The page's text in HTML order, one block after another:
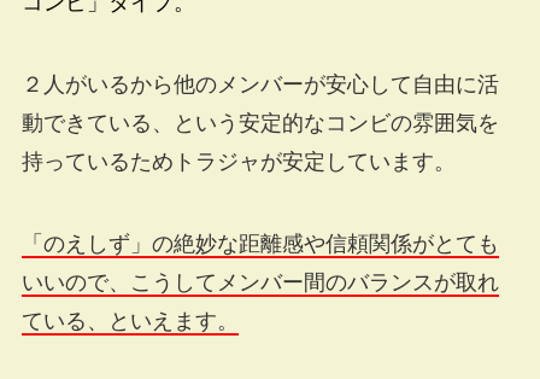
２人がいるから他のメンバーが安心して自由に活
動できている、という安定的なコンビの雰囲気を
持っているためトラジャが安定しています。
「のえしず」の絶妙な距離感や信頼関係がとても
いいので、こうしてメンバー間のバランスが取れ
ている、といえます。